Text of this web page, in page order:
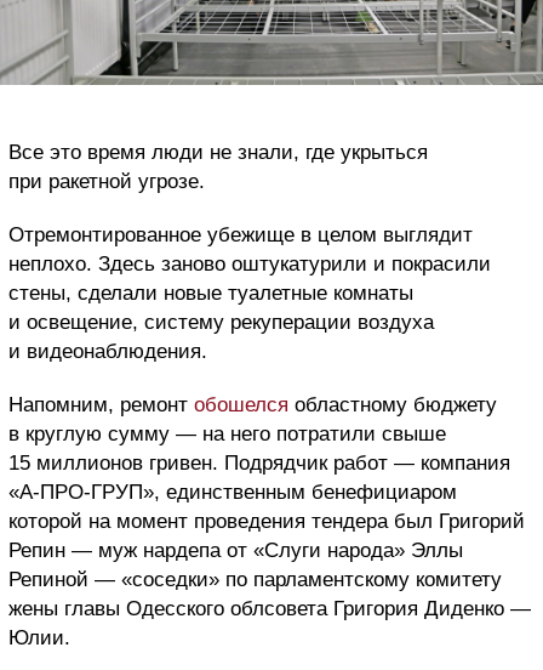
Все это время люди не знали, где укрыться
при ракетной угрозе.
Отремонтированное убежище в целом выглядит
неплохо. Здесь заново оштукатурили и покрасили
стены, сделали новые туалетные комнаты
и освещение, систему рекуперации воздуха
и видеонаблюдения.
Напомним, ремонт обошелся областному бюджету
в круглую сумму — на него потратили свыше
15 миллионов гривен. Подрядчик работ — компания
«А-ПРО-ГРУП», единственным бенефициаром
которой на момент проведения тендера был Григорий
Репин — муж нардепа от «Слуги народа» Эллы
Репиной — «соседки» по парламентскому комитету
жены главы Одесского облсовета Григория Диденко —
Юлии.